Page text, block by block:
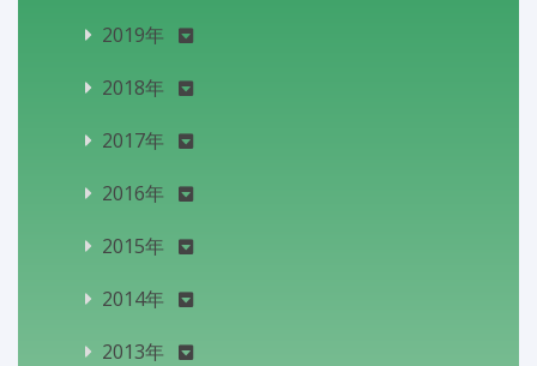
2019年
2018年
2017年
2016年
2015年
2014年
2013年